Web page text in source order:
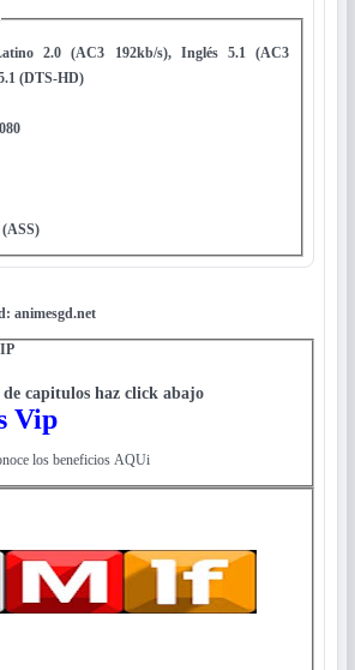
2.0 (AC3 192kb/s), Inglés 5.1 (AC3
(DTS-HD)
animesgd.net
capitulos haz click abajo
Vip
los beneficios AQUi